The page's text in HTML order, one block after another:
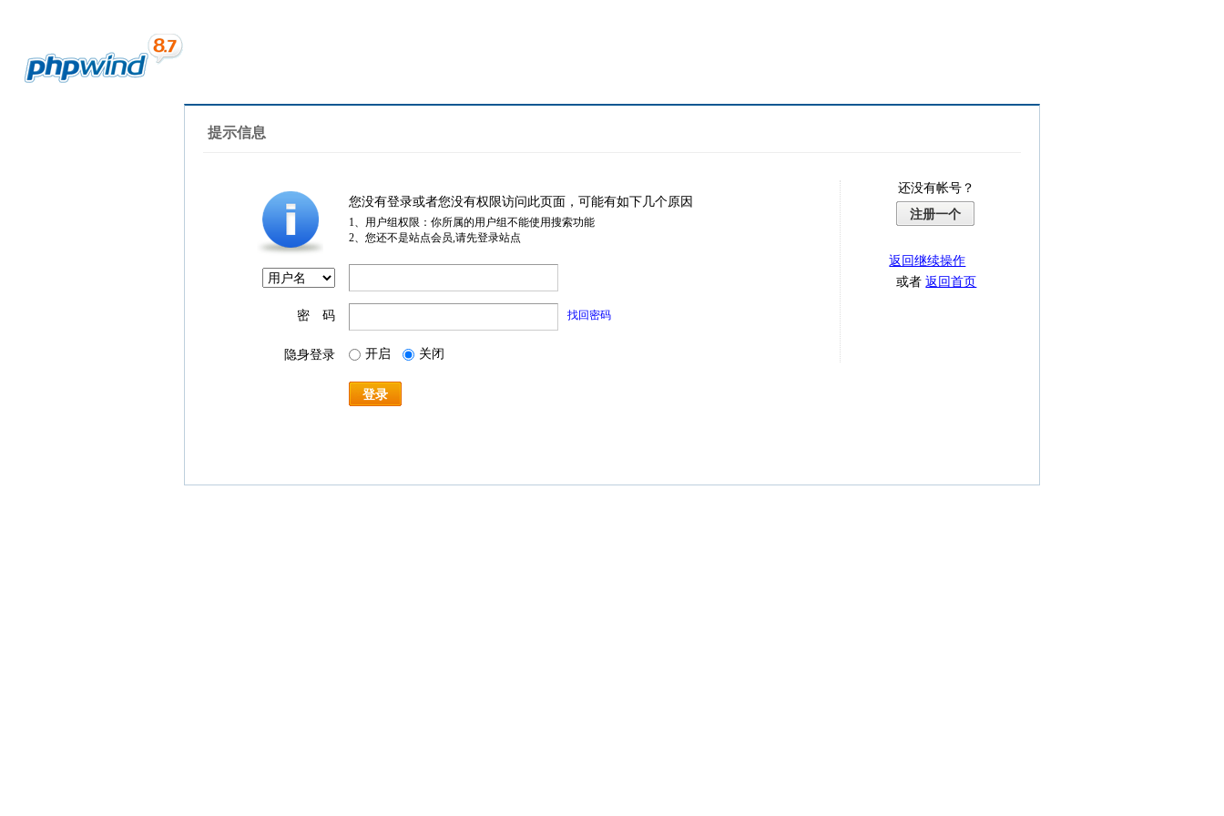
提示信息
您没有登录或者您没有权限访问此页面，可能有如下几个原因
1、用户组权限：你所属的用户组不能使用搜索功能
2、您还不是站点会员,请先登录站点
密 码 找回密码
隐身登录 开启 关闭
登录
还没有帐号？
注册一个
返回继续操作
或者返回首页